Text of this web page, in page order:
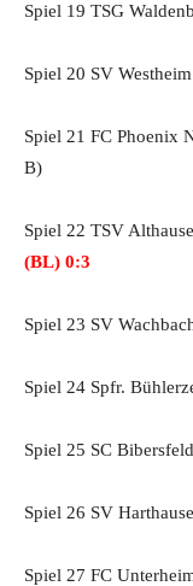
Spiel 19 TSG
Spiel 20 SV
Spiel 21 FC Phoenix
B)
Spiel 22 TSV
(BL) 0:3
Spiel 23 SV
Spiel 24 Spfr.
Spiel 25 SC
Spiel 26 SV
Spiel 27 FC